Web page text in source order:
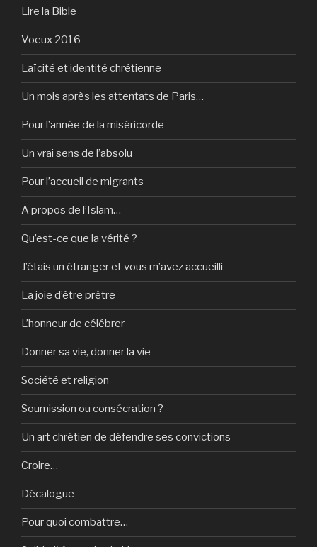
Lire la Bible
Voeux 2016
Laïcité et identité chrétienne
Un mois après les attentats de Paris…
Pour l’année de la miséricorde
Un vrai sens de l’absolu
Pour l’accueil de migrants
A propos de l’Islam…
Qu’est-ce que la vérité ?
J’étais un étranger et vous m’avez accueilli
La joie d’être prêtre
L’honneur de célébrer
Donner sa vie, donner la vie
Société et religion
Soumission ou consécration ?
Un art chrétien de défendre ses convictions
Croire…
Décalogue
Pour quoi combattre…